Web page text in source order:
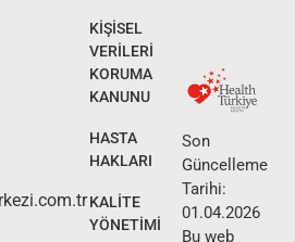
KİŞİSEL
VERİLERİ
KORUMA
KANUNU
HASTA
HAKLARI
KALİTE
YÖNETİMİ
Son
Güncelleme
Tarihi:
01.04.2026
Bu web